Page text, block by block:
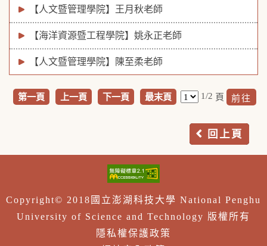
【人文暨管理學院】王月秋老師
【海洋資源暨工程學院】姚永正老師
【人文暨管理學院】陳至柔老師
第一頁 上一頁 下一頁 最末頁 1/2 頁
回上頁
Copyright© 2018國立澎湖科技大學 National Penghu
University of Science and Technology 版權所有
隱私權保護政策